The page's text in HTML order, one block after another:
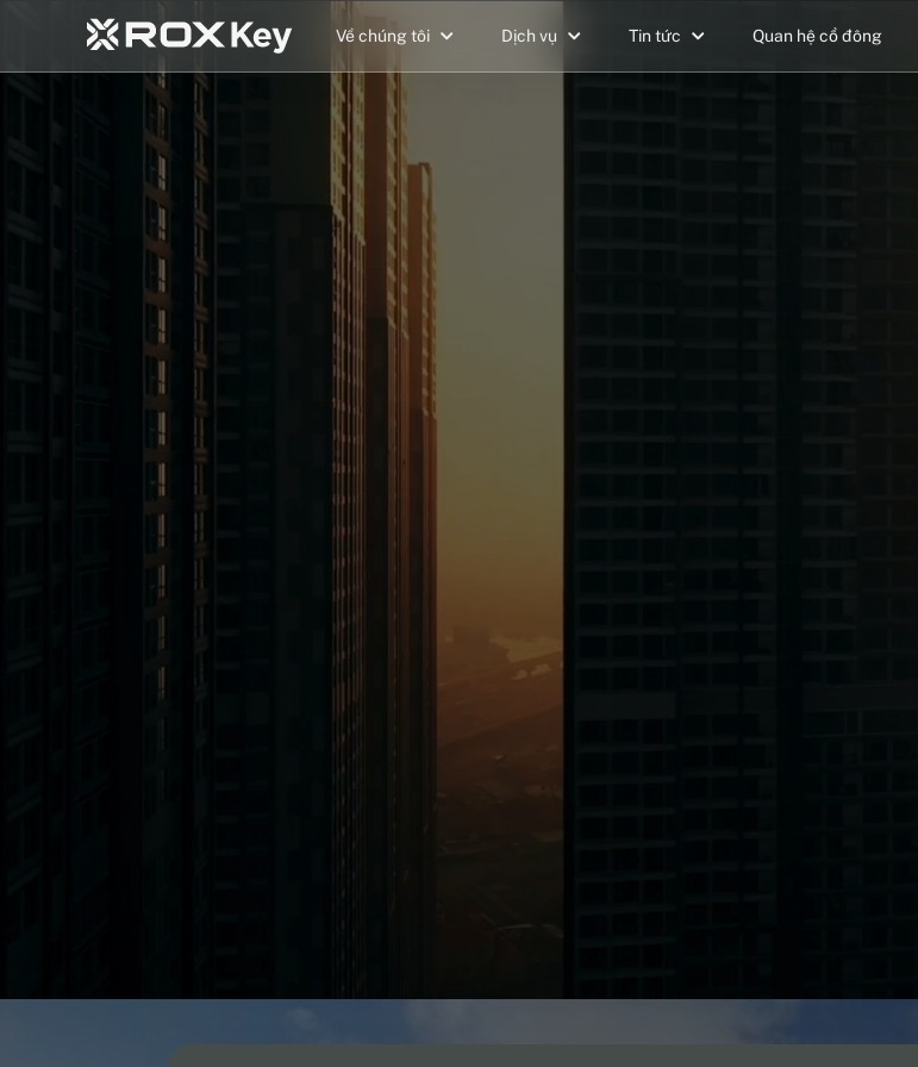
Về chúng tôi Dịch vụ Tin tức Quan hệ cổ đông